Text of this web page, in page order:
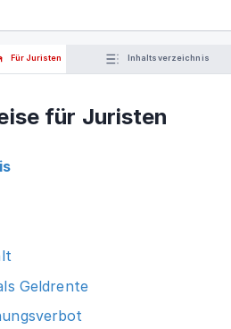
Für Juristen Inhaltsverzeichnis
für Juristen
Geldrente